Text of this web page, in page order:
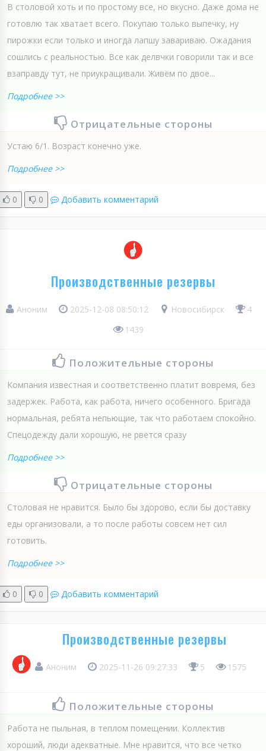
В столовой хоть и по простому все, но вкусно. Даже дома не
готовлю так хватает всего. Покупаю только выпечку, ну
пирожки если только и иногда лапшу завариваю. Ожадания
сошлись с реальностью. Все как делвчки говорили так и все
взаправду тут, не приукращивали. Живём по двое...
Подробнее >>
Отрицательные стороны
Устаю 6/1. Возраст конечно уже.
Подробнее >>
0 0 Добавить комментарий
Производственные резервы
Аноним 2025-12-08 08:50:12 Новосибирск
4
1439
Положительные стороны
Компания известная и соответственно платит вовремя, без
задержек. Работа, как работа, ничего особенного. Бригада
нормальная, ребята непьющие, так что работаем спокойно.
Спецодежду дали хорошую, не рвется сразу
Подробнее >>
Отрицательные стороны
Столовая не нравится. Было бы здорово, если бы доставку
еды организовали, а то после работы совсем нет сил
готовить.
Подробнее >>
0 0 Добавить комментарий
Производственные резервы
Аноним 2025-11-26 09:27:33 5 1575
Положительные стороны
Работа не пыльная, в теплом помещении. Коллектив
хороший, люди адекватные. Мне нравится, что все четко